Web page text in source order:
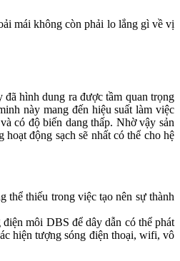
mái không còn phải lo lắng gì về vị
hình dung ra được tầm quan trọng
này mang đến hiệu suất làm việc
có độ biến dang thấp. Nhờ vậy sản
động sạch sẽ nhất có thể cho hệ
thể thiếu trong việc tạo nên sự thành
môi DBS để dây dẫn có thể phát
hiện tượng sóng điện thoại, wifi, vô